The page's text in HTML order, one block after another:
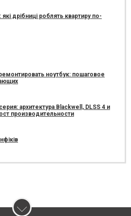
дрібниці роблять квартиру по-
ноутбук: пошаговое
архитектура Blackwell, DLSS 4 и
производительности